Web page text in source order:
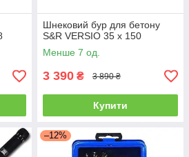
Шнековий бур для бетону
S&R VERSIO 35 х 150
Менше 7 од.
3 390 ₴ 3 890 ₴
Купити
–12%